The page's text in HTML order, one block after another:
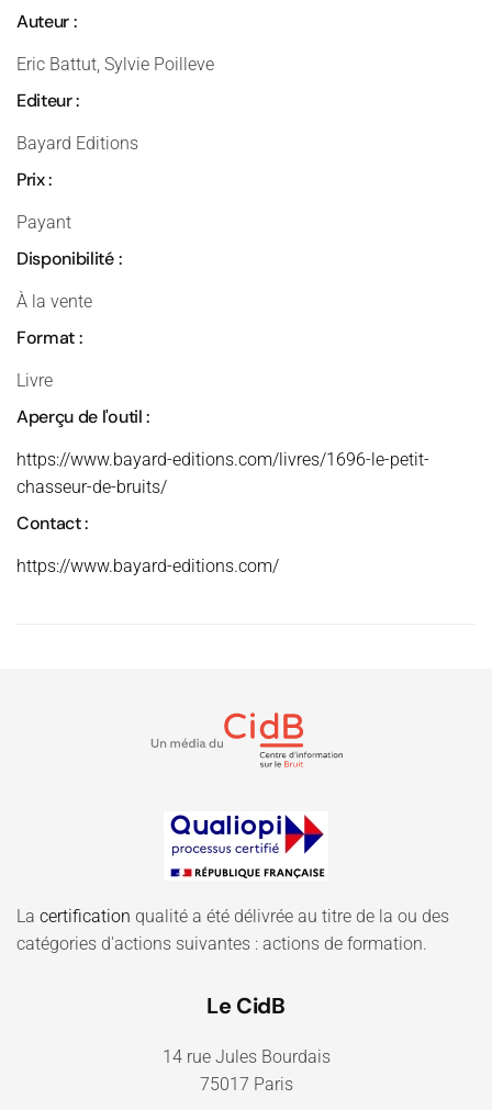
Auteur :
Eric Battut, Sylvie Poilleve
Editeur :
Bayard Editions
Prix :
Payant
Disponibilité :
À la vente
Format :
Livre
Aperçu de l'outil :
https://www.bayard-editions.com/livres/1696-le-petit-
chasseur-de-bruits/
Contact :
https://www.bayard-editions.com/
La certification qualité a été délivrée au titre de la ou des
catégories d'actions suivantes : actions de formation.
Le CidB
14 rue Jules Bourdais
75017 Paris